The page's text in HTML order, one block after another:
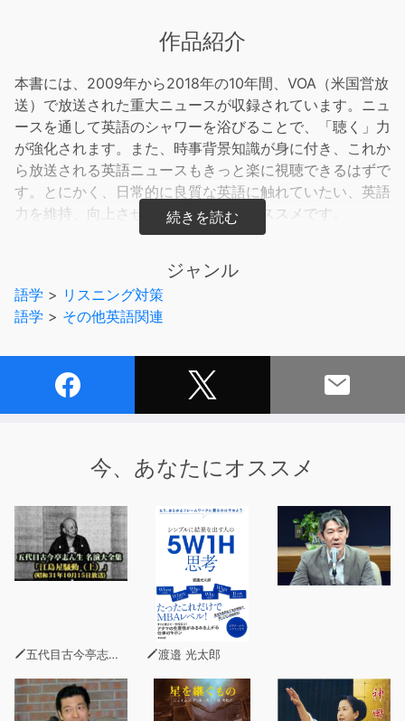
作品紹介
本書には、2009年から2018年の10年間、VOA（米国営放
送）で放送された重大ニュースが収録されています。ニュ
ースを通して英語のシャワーを浴びることで、「聴く」力
が強化されます。また、時事背景知識が身に付き、これか
ら放送される英語ニュースもきっと楽に視聴できるはずで
す。とにかく、日常的に良質な英語に触れていたい、英語
力を維持、向上させていきたい方へオススメです。
米史上初のアフリカ系大統領オバマの登場、アベノミク
ス、エボラ出血熱、銃規制、TPP、トランプ大統領の誕生
など、国際情勢・経済・ビジネス・社会・健康・科学・ス
す。１冊当たり約50%の価格でご購入頂けます。
※対象レベル：中級から（英検2級／TOEICテスト600点
程度）
※本商品には、テキスト情報は含まれておりません。
ジャンル
語学 > リスニング対策
語学 > その他英語関連
今、あなたにオススメ
五代目古今亭志ん生 渡邉 光太郎